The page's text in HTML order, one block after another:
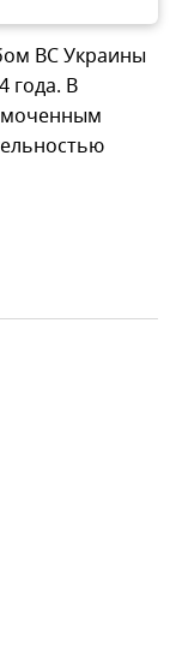
ВС Украины
года. В